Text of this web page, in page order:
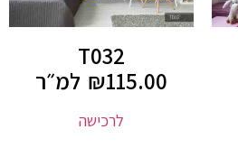
T032
₪115.00 למ״ר
לרכישה